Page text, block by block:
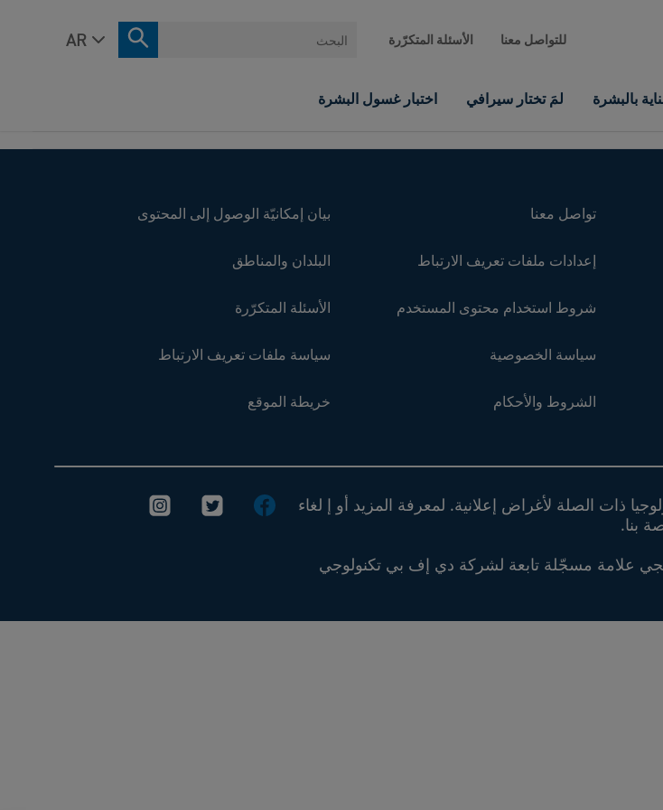
للتواصل معنا الأسئلة المتكرّرة البحث
بالبشرة لمَ تختار سيرافي اختبار غسول البشرة
تواصل معنا بيان إمكانيّة الوصول إلى المحتوى
إعدادات ملفات تعريف الارتباط البلدان والمناطق
شروط استخدام محتوى المستخدم الأسئلة المتكرّرة
سياسة الخصوصية سياسة ملفات تعريف الارتباط
الشروط والأحكام خريطة الموقع
ذات الصلة لأغراض إعلانية. لمعرفة المزيد أو إ لغاء
بنا.
علامة مسجّلة تابعة لشركة دي إف بي تكنولوجي